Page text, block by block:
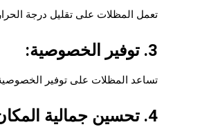
تعمل المظلات على تقليل درجة
3. توفير الخصوصية:
تساعد المظلات على توفير
4. تحسين جمالية المكان: